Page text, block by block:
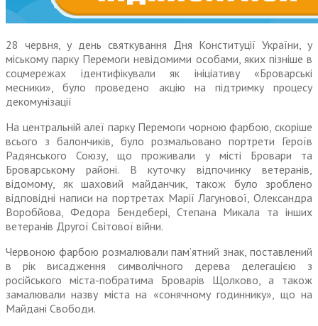
28 червня, у день святкування Дня Конституції України, у
міському парку Перемоги невідомими особами, яких пізніше в
соцмережах ідентифікували як ініціативу «Броварські
месники», було проведено акцію на підтримку процесу
декомунізації
На центральній алеї парку Перемоги чорною фарбою, скоріше
всього з балончиків, було розмальовано портрети Героїв
Радянського Союзу, що проживали у місті Бровари та
Броварському районі. В куточку відпочинку ветеранів,
відомому, як шаховий майданчик, також було зроблено
відповідні написи на портретах Марії Лагунової, Олександра
Воробйова, Федора Бендебері, Степана Микала та інших
ветеранів Другої Світової війни.
Червоною фарбою розмалювали пам’ятний знак, поставлений
в рік висадження символічного дерева делегацією з
російського міста-побратима Броварів Щолково, а також
замалювали назву міста на «сонячному годиннику», що на
Майдані Свободи.